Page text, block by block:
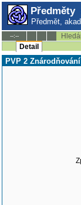
Předměty
Předmět,
--:--
Detail
PVP 2